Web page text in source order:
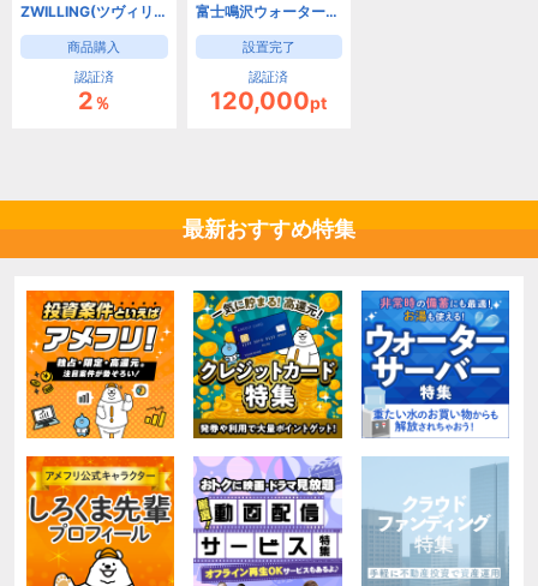
ZWILLING(ツヴィリング) 公式オンラインショップ
商品購入
認証済
2％
富士鳴沢ウォーター（浄水型）
設置完了
認証済
120,000pt
最新おすすめ特集